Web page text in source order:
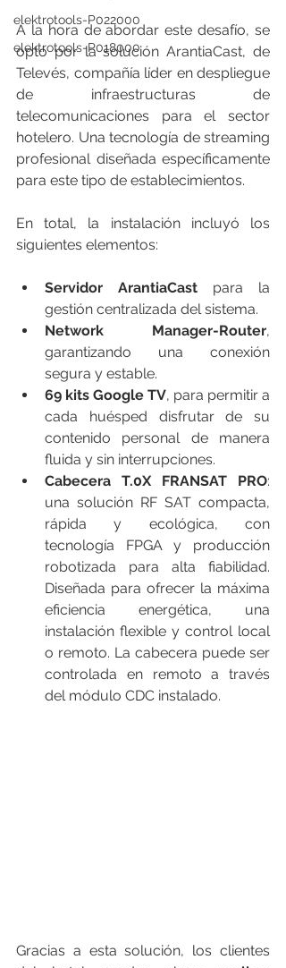
elektrotools-P022000
elektrotools-P018000
A la hora de abordar este desafío, se
optó por la solución ArantiaCast, de
Televés, compañía líder en despliegue
de infraestructuras de
telecomunicaciones para el sector
hotelero. Una tecnología de streaming
profesional diseñada específicamente
para este tipo de establecimientos.
En total, la instalación incluyó los
siguientes elementos:
Servidor ArantiaCast para la
gestión centralizada del sistema.
Network Manager-Router,
garantizando una conexión
segura y estable.
69 kits Google TV, para permitir a
cada huésped disfrutar de su
contenido personal de manera
fluida y sin interrupciones.
Cabecera T.0X FRANSAT PRO:
una solución RF SAT compacta,
rápida y ecológica, con
tecnología FPGA y producción
robotizada para alta fiabilidad.
Diseñada para ofrecer la máxima
eficiencia energética, una
instalación flexible y control local
o remoto. La cabecera puede ser
controlada en remoto a través
del módulo CDC instalado.
Gracias a esta solución, los clientes